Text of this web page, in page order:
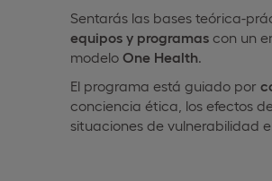
Sentarás las bases teórica-
equipos y programas con un
modelo One Health.
El programa está guiado por
conciencia ética, los efectos
situaciones de vulnerabilidad